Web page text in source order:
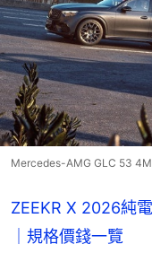
Mercedes-AMG GLC 53
ZEEKR X 2026純
｜規格價錢一覽